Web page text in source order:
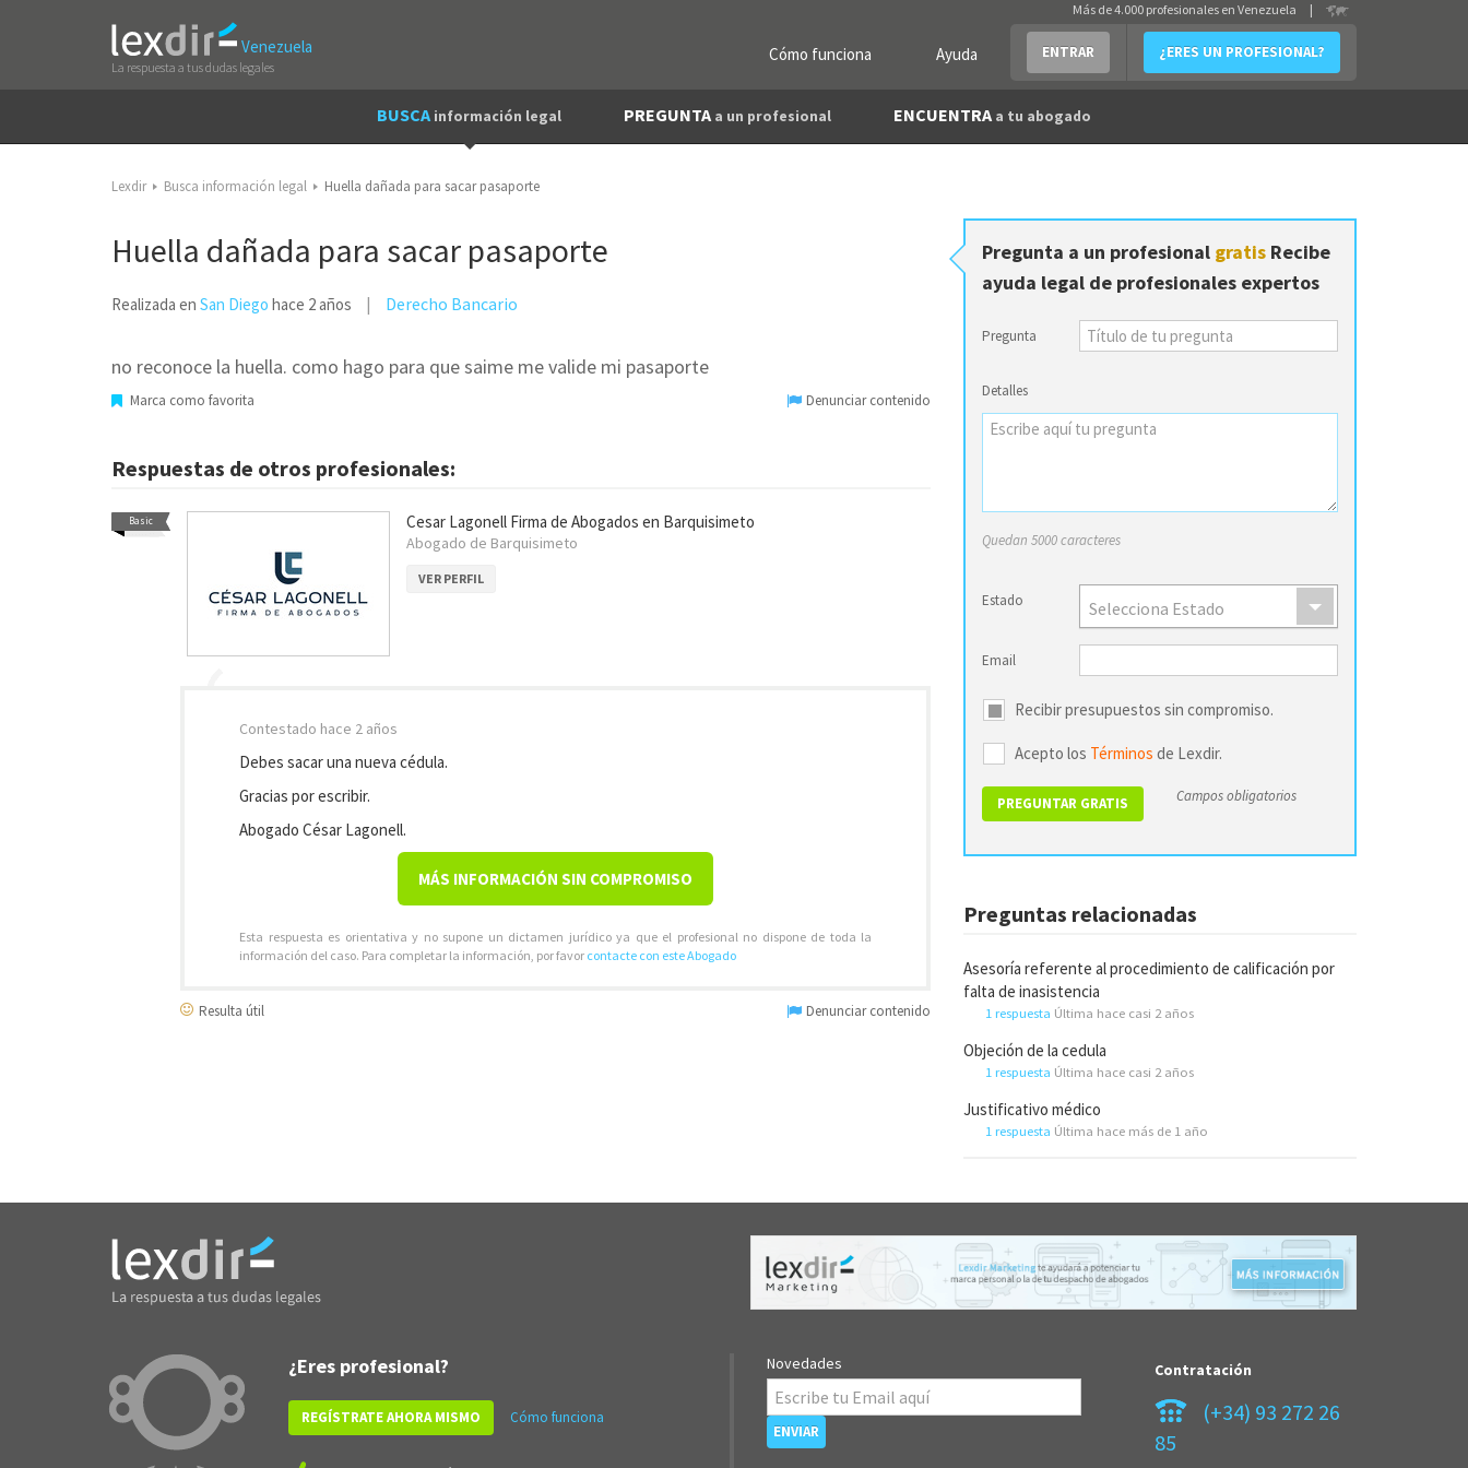
Venezuela
La respuesta a tus dudas legales
Cómo funciona Ayuda ENTRAR ¿ERES UN PROFESIONAL?
Más de 4.000 profesionales en Venezuela |
BUSCA información legal PREGUNTA a un profesional ENCUENTRA a tu abogado
Lexdir Busca información legal Huella dañada para sacar pasaporte
Huella dañada para sacar pasaporte
Realizada en San Diego hace 2 años Derecho Bancario
no reconoce la huella. como hago para que saime me valide mi pasaporte
Marca como favorita Denunciar contenido
Respuestas de otros profesionales:
Basic Cesar Lagonell Firma de Abogados en Barquisimeto
Abogado de Barquisimeto
VER PERFIL
Contestado hace 2 años
Debes sacar una nueva cédula.
Gracias por escribir.
Abogado César Lagonell.
MÁS INFORMACIÓN SIN COMPROMISO
Esta respuesta es orientativa y no supone un dictamen jurídico ya que el profesional no dispone de toda la
información del caso. Para completar la información, por favor contacte con este Abogado
Resulta útil Denunciar contenido
Pregunta a un profesional gratis Recibe
ayuda legal de profesionales expertos
Pregunta
Detalles
Quedan 5000 caracteres
Estado Selecciona Estado
Email
Recibir presupuestos sin compromiso.
Acepto los Términos de Lexdir.
Campos obligatorios
Preguntas relacionadas
Asesoría referente al procedimiento de calificación por
falta de inasistencia
1 respuesta Última hace casi 2 años
Objeción de la cedula
1 respuesta Última hace casi 2 años
Justificativo médico
1 respuesta Última hace más de 1 año
¿Eres profesional?
REGÍSTRATE AHORA MISMO Cómo funciona
Novedades Contratación
(+34) 93 272 26
85